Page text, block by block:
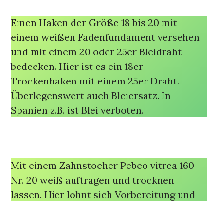
Einen Haken der Größe 18 bis 20 mit
einem weißen Fadenfundament versehen
und mit einem 20 oder 25er Bleidraht
bedecken. Hier ist es ein 18er
Trockenhaken mit einem 25er Draht.
Überlegenswert auch Bleiersatz. In
Spanien z.B. ist Blei verboten.
Mit einem Zahnstocher Pebeo vitrea 160
Nr. 20 weiß auftragen und trocknen
lassen. Hier lohnt sich Vorbereitung und